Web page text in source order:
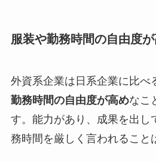
服装や勤務時間の自由度
外資系企業は日系企業に比べ
勤務時間の自由度が高めなこ
す。能力があり、成果を出し
務時間を厳しく言われること